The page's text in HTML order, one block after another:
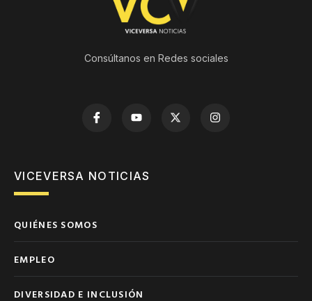
Consúltanos en Redes sociales
VICEVERSA NOTICIAS
QUIÉNES SOMOS
EMPLEO
DIVERSIDAD E INCLUSIÓN